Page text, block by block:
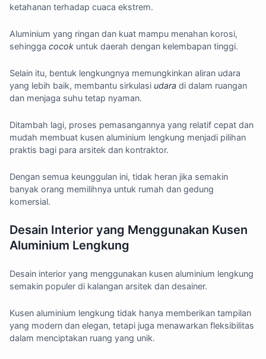
ketahanan terhadap cuaca ekstrem.
Aluminium yang ringan dan kuat mampu menahan korosi,
sehingga cocok untuk daerah dengan kelembapan tinggi.
Selain itu, bentuk lengkungnya memungkinkan aliran udara
yang lebih baik, membantu sirkulasi udara di dalam ruangan
dan menjaga suhu tetap nyaman.
Ditambah lagi, proses pemasangannya yang relatif cepat dan
mudah membuat kusen aluminium lengkung menjadi pilihan
praktis bagi para arsitek dan kontraktor.
Dengan semua keunggulan ini, tidak heran jika semakin
banyak orang memilihnya untuk rumah dan gedung
komersial.
Desain Interior yang Menggunakan Kusen
Aluminium Lengkung
Desain interior yang menggunakan kusen aluminium lengkung
semakin populer di kalangan arsitek dan desainer.
Kusen aluminium lengkung tidak hanya memberikan tampilan
yang modern dan elegan, tetapi juga menawarkan fleksibilitas
dalam menciptakan ruang yang unik.